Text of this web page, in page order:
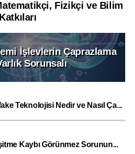
Fizikçi ve Bilim
İşlevlerin Çaprazlama
Sorunsalı
Teknolojisi Nedir ve Nasıl Ça...
Kaybı Görünmez Sorunun...